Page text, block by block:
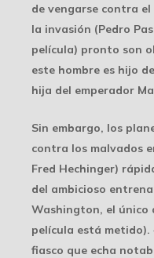
de vengarse contra
la invasión (Pedro
película) pronto son
este hombre es hijo
hija del emperador
Sin embargo, los
contra los malvados
Fred Hechinger)
del ambicioso
Washington, el único
película está
fiasco que echa